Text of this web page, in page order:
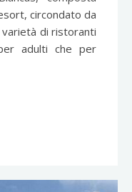
circondato da
di ristoranti
adulti che per